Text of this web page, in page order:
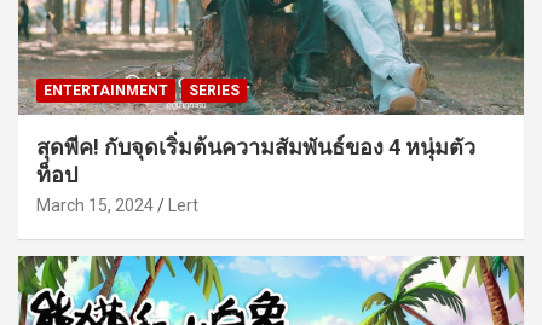
ENTERTAINMENT SERIES
สุดพีค! กับจุดเริ่มต้นความสัมพันธ์ของ 4 หนุ่มตัว
ท็อป
March 15, 2024 Lert